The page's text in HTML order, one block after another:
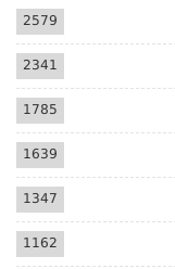
2579
2341
1785
1639
1347
1162